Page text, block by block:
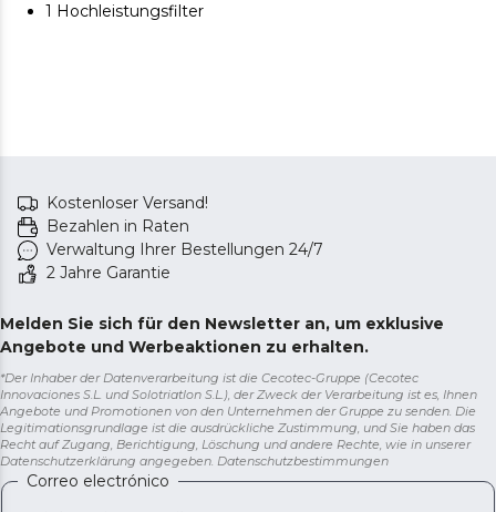
1 Hochleistungsfilter
Kostenloser Versand!
Bezahlen in Raten
Verwaltung Ihrer Bestellungen 24/7
2 Jahre Garantie
Melden Sie sich für den Newsletter an, um exklusive
Angebote und Werbeaktionen zu erhalten.
*Der Inhaber der Datenverarbeitung ist die Cecotec-Gruppe (Cecotec
Innovaciones S.L. und Solotriatlon S.L.), der Zweck der Verarbeitung ist es, Ihnen
Angebote und Promotionen von den Unternehmen der Gruppe zu senden. Die
Legitimationsgrundlage ist die ausdrückliche Zustimmung, und Sie haben das
Recht auf Zugang, Berichtigung, Löschung und andere Rechte, wie in unserer
Datenschutzerklärung angegeben. Datenschutzbestimmungen
Correo electrónico